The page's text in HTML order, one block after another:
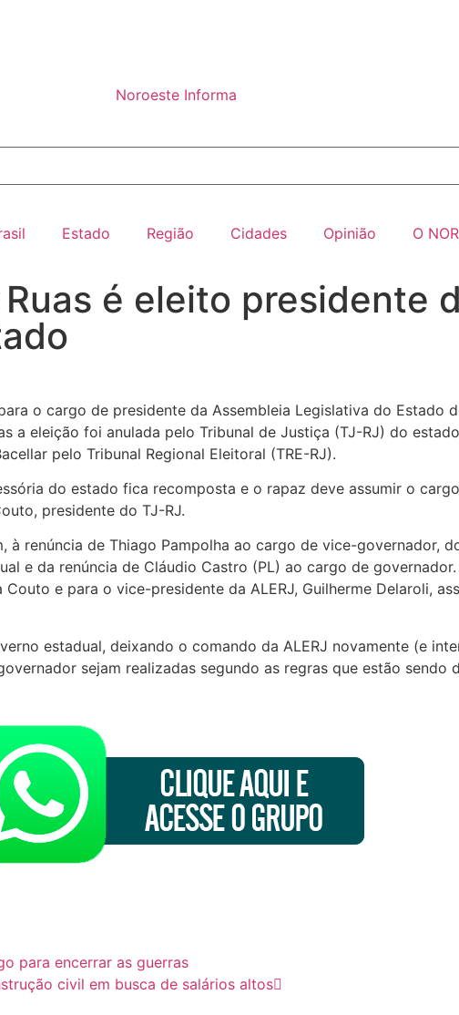
Estado Região Cidades Opinião O
é eleito presidente
o cargo de presidente da Assembleia Legislativa do Estado
a eleição foi anulada pelo Tribunal de Justiça (TJ-RJ) do
pelo Tribunal Regional Eleitoral (TRE-RJ).
do estado fica recomposta e o rapaz deve assumir o
presidente do TJ-RJ.
à renúncia de Thiago Pampolha ao cargo de vice-governador,
e da renúncia de Cláudio Castro (PL) ao cargo de
e para o vice-presidente da ALERJ, Guilherme Delaroli,
estadual, deixando o comando da ALERJ novamente (e
sejam realizadas segundo as regras que estão sendo
para encerrar as guerras
civil em busca de salários altos